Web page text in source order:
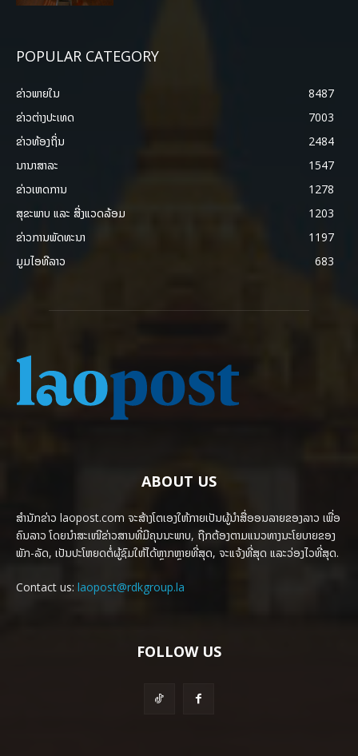
POPULAR CATEGORY
ຂ່າວພາຍ​ໃນ
8487
ຂ່າວຕ່າງປະເທດ
7003
ຂ່າວທ້ອງຖິ່ນ
2484
ນານາສາລະ
1547
ຂ່າວເຫດການ
1278
ສຸຂະພາບ ແລະ ສີ່ງແວດລ້ອມ
1203
ຂ່າວການພັດທະນາ
1197
ມູມໄອທີລາວ
683
ABOUT US
ສຳນັກຂ່າວ laopost.com ຈະສ້າງໂຕເອງໃຫ້ກາຍເປັນຜູ້ນຳສື່ອອນລາຍຂອງລາວ ເພື່ອ
ຄົນລາວ ໂດຍນຳສະເໜີຂ່າວສານທີ່ມີຄຸນນະພາບ, ຖືກຕ້ອງຕາມແນວທາງນະໂຍບາຍຂອງ
ພັກ-ລັດ, ເປັນປະໂຫຍດຕໍ່ຜູ້ຊົມໃຫ້ໄດ້ຫຼາກຫຼາຍທີ່ສຸດ, ຈະແຈ້ງທີ່ສຸດ ແລະວ່ອງໄວທີ່ສຸດ.
Contact us: laopost@rdkgroup.la
FOLLOW US